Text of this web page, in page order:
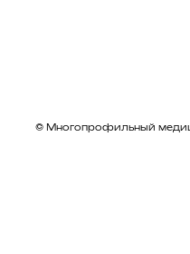
© Многопрофильный